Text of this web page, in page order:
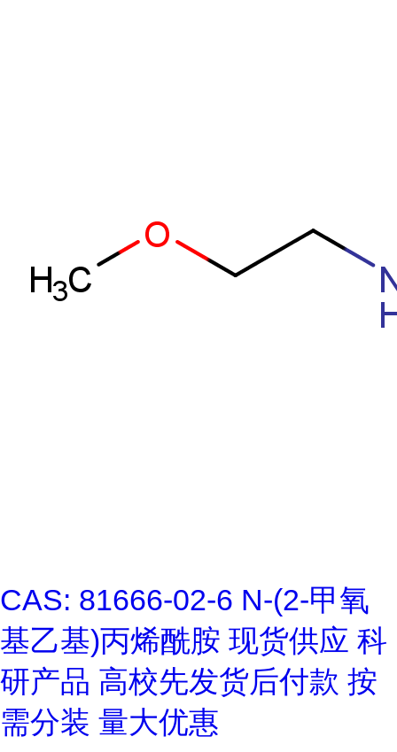
CAS: 81666-02-6 N-(2-甲氧
基乙基)丙烯酰胺 现货供应 科
研产品 高校先发货后付款 按
需分装 量大优惠